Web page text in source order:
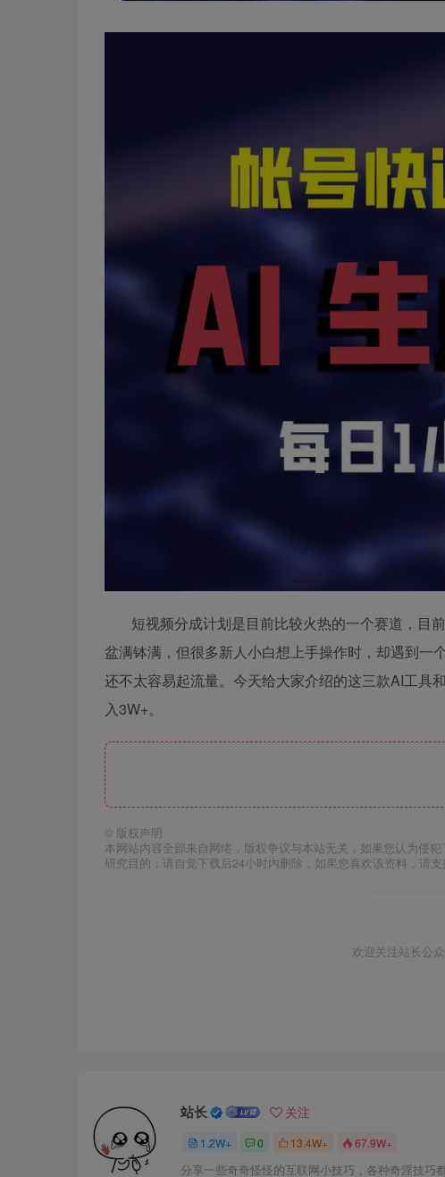
短视频分成计划是目前比较火热的一个赛道，目
盆满钵满，但很多新人小白想上手操作时，却遇到一
还不太容易起流量。今天给大家介绍的这三款AI工具
入3W+。
© 版权声明
本网站内容全部来自网络，版权争议与本站无关，如果您认为侵
研究目的；请自觉下载后24小时内删除，如果您喜欢该资料，请支
欢迎关注站长公
站长 关注
1.2W+ 0 13.4W+ 67.9W+
分享一些奇奇怪怪的互联网小技巧，各种奇淫技巧都